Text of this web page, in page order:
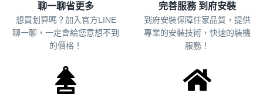
聊一聊省更多
想買划算嗎？加入官方LINE
聊一聊，一定會給您意想不到
的價格！
完善服務 到府安裝
到府安裝保障住家品質，提供
專業的安裝技術，快速的裝機
服務！